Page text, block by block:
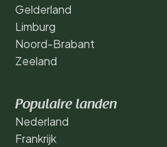
Gelderland
Limburg
Noord-Brabant
Zeeland
Populaire landen
Nederland
Frankrijk